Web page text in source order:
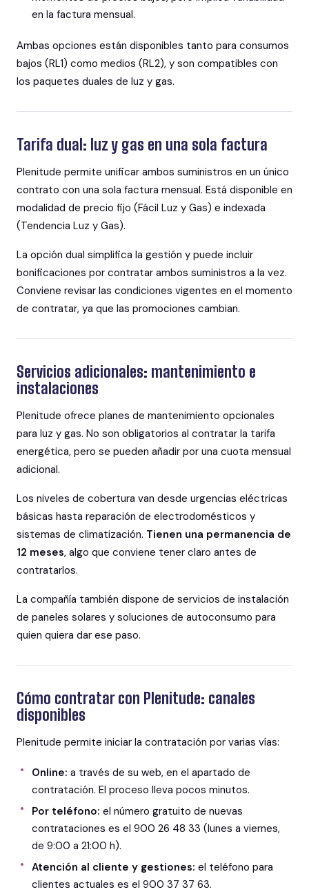
en la factura mensual.
Ambas opciones están disponibles tanto para consumos
bajos (RL1) como medios (RL2), y son compatibles con
los paquetes duales de luz y gas.
Tarifa dual: luz y gas en una sola factura
Plenitude permite unificar ambos suministros en un único
contrato con una sola factura mensual. Está disponible en
modalidad de precio fijo (Fácil Luz y Gas) e indexada
(Tendencia Luz y Gas).
La opción dual simplifica la gestión y puede incluir
bonificaciones por contratar ambos suministros a la vez.
Conviene revisar las condiciones vigentes en el momento
de contratar, ya que las promociones cambian.
Servicios adicionales: mantenimiento e
instalaciones
Plenitude ofrece planes de mantenimiento opcionales
para luz y gas. No son obligatorios al contratar la tarifa
energética, pero se pueden añadir por una cuota mensual
adicional.
Los niveles de cobertura van desde urgencias eléctricas
básicas hasta reparación de electrodomésticos y
sistemas de climatización. Tienen una permanencia de
12 meses, algo que conviene tener claro antes de
contratarlos.
La compañía también dispone de servicios de instalación
de paneles solares y soluciones de autoconsumo para
quien quiera dar ese paso.
Cómo contratar con Plenitude: canales
disponibles
Plenitude permite iniciar la contratación por varias vías:
Online: a través de su web, en el apartado de
contratación. El proceso lleva pocos minutos.
Por teléfono: el número gratuito de nuevas
contrataciones es el 900 26 48 33 (lunes a viernes,
de 9:00 a 21:00 h).
Atención al cliente y gestiones: el teléfono para
clientes actuales es el 900 37 37 63.